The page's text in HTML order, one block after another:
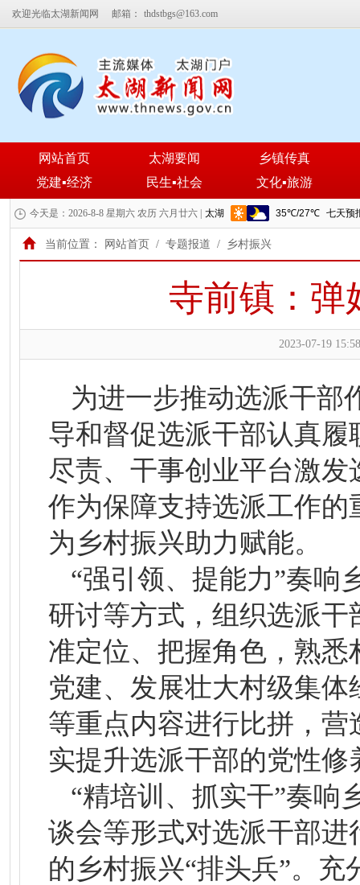
欢迎光临太湖新闻网 邮箱： thdstbgs@163.com
网站首页 太湖要闻
乡镇传真
党建▪经济
民生▪社会 文化▪旅游
今天是：2026-8-8 星期六 农历 六月廿六 |
当前位置： 网站首页 / 专题报道 / 乡村振兴
寺前镇：弹
2023-07-19
为进一步推动选派干部
导和督促选派干部认真
尽责、干事创业平台激发
作为保障支持选派工作
为乡村振兴助力赋能。
“强引领、提能力”奏响
研讨等方式，组织选派
准定位、把握角色，熟
党建、发展壮大村级集
等重点内容进行比拼，
实提升选派干部的党性修
“精培训、抓实干”奏响
谈会等形式对选派干部
的乡村振兴“排头兵”。